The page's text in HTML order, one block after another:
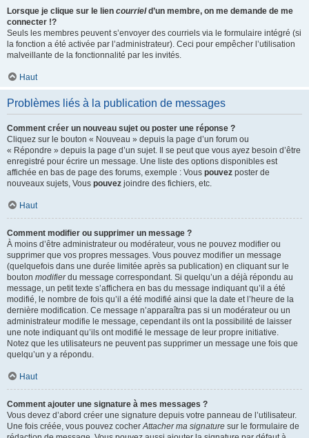
Lorsque je clique sur le lien courrield’un membre, on me demande de me
connecter !?
Seuls les membres peuvent s’envoyer des courriels via le formulaire intégré (si
la fonction a été activée par l’administrateur). Ceci pour empêcher l’utilisation
malveillante de la fonctionnalité par les invités.
Haut
Problèmes liés à la publication de messages
Comment créer un nouveau sujet ou poster une réponse ?
Cliquez sur le bouton « Nouveau » depuis la page d’un forum ou
« Répondre » depuis la page d’un sujet. Il se peut que vous ayez besoin d’être
enregistré pour écrire un message. Une liste des options disponibles est
affichée en bas de page des forums, exemple : Vous pouvez poster de
nouveaux sujets, Vous pouvez joindre des fichiers, etc.
Haut
Comment modifier ou supprimer un message ?
À moins d’être administrateur ou modérateur, vous ne pouvez modifier ou
supprimer que vos propres messages. Vous pouvez modifier un message
(quelquefois dans une durée limitée après sa publication) en cliquant sur le
bouton modifierdu message correspondant. Si quelqu’un a déjà répondu au
message, un petit texte s’affichera en bas du message indiquant qu’il a été
modifié, le nombre de fois qu’il a été modifié ainsi que la date et l’heure de la
dernière modification. Ce message n’apparaîtra pas si un modérateur ou un
administrateur modifie le message, cependant ils ont la possibilité de laisser
une note indiquant qu’ils ont modifié le message de leur propre initiative.
Notez que les utilisateurs ne peuvent pas supprimer un message une fois que
quelqu’un y a répondu.
Haut
Comment ajouter une signature à mes messages ?
Vous devez d’abord créer une signature depuis votre panneau de l’utilisateur.
Une fois créée, vous pouvez cocherAttacher ma signature sur le formulaire de